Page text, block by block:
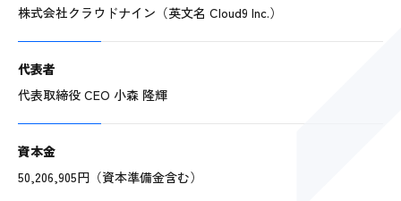
株式会社クラウドナイン（英文名 Cloud9 Inc.）
代表者
代表取締役 CEO 小森 隆輝
資本金
50,206,905円（資本準備金含む）